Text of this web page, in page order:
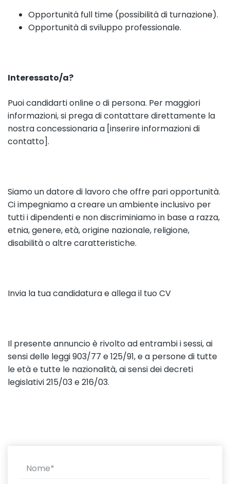
Opportunità full time (possibilità di turnazione).
Opportunità di sviluppo professionale.
Interessato/a?
Puoi candidarti online o di persona. Per maggiori
informazioni, si prega di contattare direttamente la
nostra concessionaria a [inserire informazioni di
contatto].
Siamo un datore di lavoro che offre pari opportunità.
Ci impegniamo a creare un ambiente inclusivo per
tutti i dipendenti e non discriminiamo in base a razza,
etnia, genere, età, origine nazionale, religione,
disabilità o altre caratteristiche.
Invia la tua candidatura e allega il tuo CV
Il presente annuncio è rivolto ad entrambi i sessi, ai
sensi delle leggi 903/77 e 125/91, e a persone di tutte
le età e tutte le nazionalità, ai sensi dei decreti
legislativi 215/03 e 216/03.